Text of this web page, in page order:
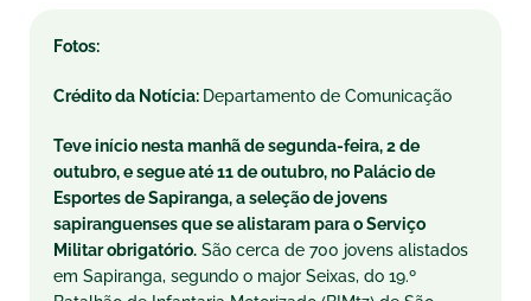
Fotos:
Crédito da Notícia: Departamento de Comunicação
Teve início nesta manhã de segunda-feira, 2 de
outubro, e segue até 11 de outubro, no Palácio de
Esportes de Sapiranga, a seleção de jovens
sapiranguenses que se alistaram para o Serviço
Militar obrigatório. São cerca de 700 jovens alistados
em Sapiranga, segundo o major Seixas, do 19.º